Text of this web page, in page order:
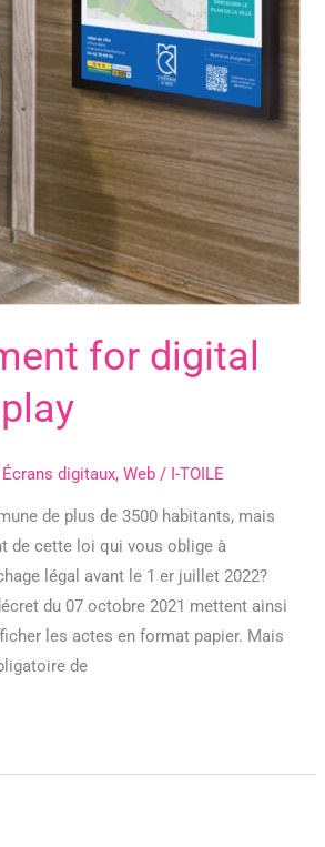
for digital
Écrans digitaux,Web / I-TOILE
de plus de 3500 habitants, mais
de cette loi qui vous oblige à
légal avant le 1 er juillet 2022?
du 07 octobre 2021 mettent ainsi
les actes en format papier. Mais
de